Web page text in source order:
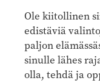
Ole kiitollinen
edistäviä
paljon
sinulle lähes
olla, tehdä ja